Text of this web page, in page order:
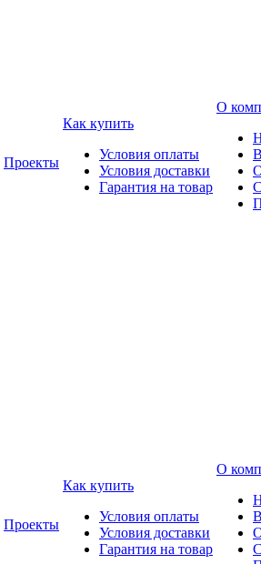
Проекты
Как купить
Условия оплаты
Условия доставки
Гарантия на товар
О
Проекты
Как купить
Условия оплаты
Условия доставки
Гарантия на товар
О